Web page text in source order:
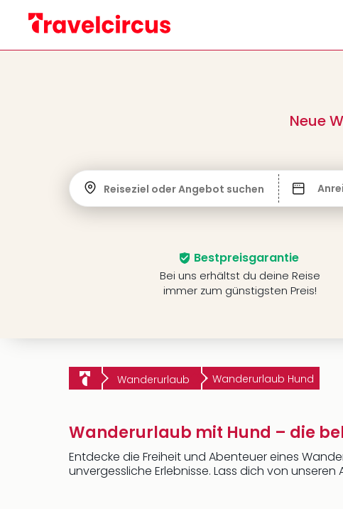
Neue
Reiseziel oder Angebot suchen
Bestpreisgarantie
Bei uns erhältst du deine Reise
immer zum günstigsten Preis!
Wanderurlaub Wanderurlaub Hund
Wanderurlaub mit Hund – die
Entdecke die Freiheit und Abenteuer eines
unvergessliche Erlebnisse. Lass dich von